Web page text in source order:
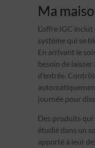
Ma
L’offre IGC
système qui se
En arrivant le
besoin de
d’entrée.
journée pour
Des produits qui
étudié dans un
apporté à leur